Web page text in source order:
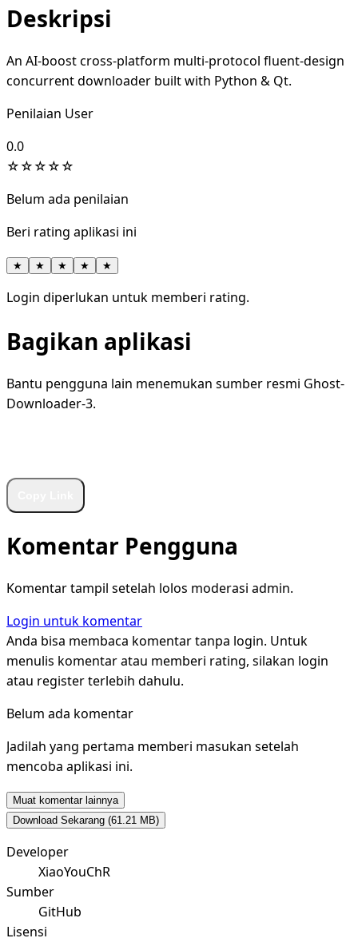
Deskripsi
An AI-boost cross-platform multi-protocol fluent-design
concurrent downloader built with Python & Qt.
Penilaian User
0.0
☆☆☆☆☆
Belum ada penilaian
Beri rating aplikasi ini
★ ★ ★ ★ ★
Login diperlukan untuk memberi rating.
Bagikan aplikasi
Bantu pengguna lain menemukan sumber resmi Ghost-
Downloader-3.
Komentar Pengguna
Komentar tampil setelah lolos moderasi admin.
Login untuk komentar
Anda bisa membaca komentar tanpa login. Untuk
menulis komentar atau memberi rating, silakan login
atau register terlebih dahulu.
Belum ada komentar
Jadilah yang pertama memberi masukan setelah
mencoba aplikasi ini.
Muat komentar lainnya
Download Sekarang (61.21 MB)
Developer
XiaoYouChR
Sumber
GitHub
Lisensi